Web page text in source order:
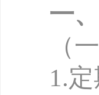
一
（
1.